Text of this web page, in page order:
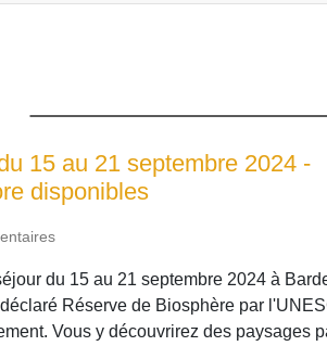
15 au 21 septembre 2024 -
disponibles
du 15 au 21 septembre 2024 à
Réserve de Biosphère par
Vous y découvrirez des paysages